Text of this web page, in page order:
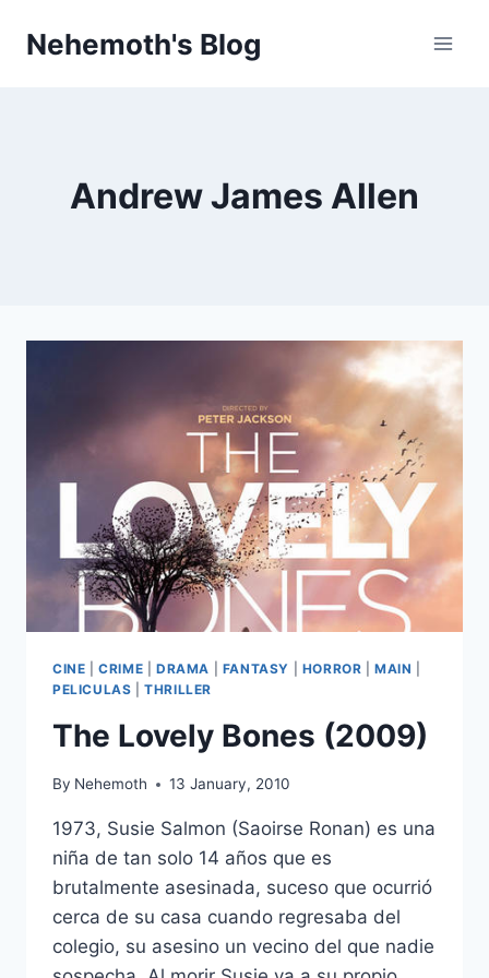
Nehemoth's Blog
Andrew James Allen
CINE |CRIME DRAMA FANTASY HORROR |MAIN
PELICULAS |THRILLER
The Lovely Bones (2009)
By Nehemoth 13 January, 2010
1973, Susie Salmon (Saoirse Ronan) es una
niña de tan solo 14 años que es
brutalmente asesinada, suceso que ocurrió
cerca de su casa cuando regresaba del
colegio, su asesino un vecino del que nadie